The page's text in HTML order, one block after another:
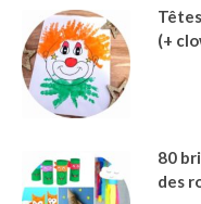
(+
80
des